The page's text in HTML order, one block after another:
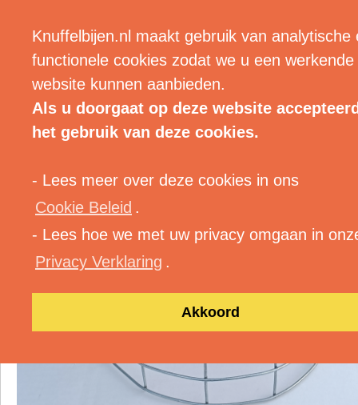
Knuffelbijen.nl maakt gebruik van analytische
functionele cookies zodat we u een werkende
website kunnen aanbieden.
Als u doorgaat op deze website
het gebruik van deze cookies.
- Lees meer over deze cookies in ons
Cookie Beleid .
- Lees hoe we met uw privacy omgaan in
Privacy Verklaring .
Akkoord
| MENU |